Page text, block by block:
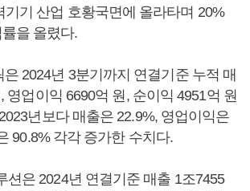
기기 산업 호황국면에 올라타며 20%
을 올렸다.
2024년 3분기까지 연결기준 누적 매
영업이익 6690억 원, 순이익 4951억 원
년보다 매출은 22.9%, 영업이익은
90.8% 각각 증가한 수치다.
션은 2024년 연결기준 매출 1조7455